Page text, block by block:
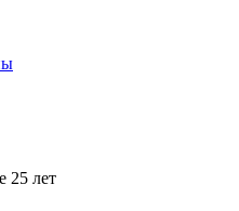
25 лет